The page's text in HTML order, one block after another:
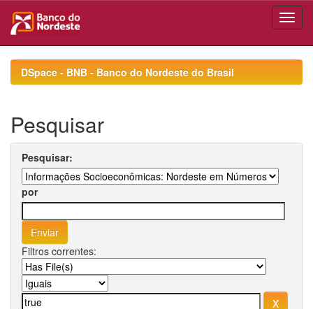
navigationDSpace - BNB - Banco do Nordeste do Brasil
Pesquisar
Pesquisar:
por
Filtros correntes: